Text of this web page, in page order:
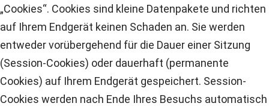
„Cookies“. Cookies sind kleine Datenpakete und richten
auf Ihrem Endgerät keinen Schaden an. Sie werden
entweder vorübergehend für die Dauer einer Sitzung
(Session-Cookies) oder dauerhaft (permanente
Cookies) auf Ihrem Endgerät gespeichert. Session-
Cookies werden nach Ende Ihres Besuchs automatisch